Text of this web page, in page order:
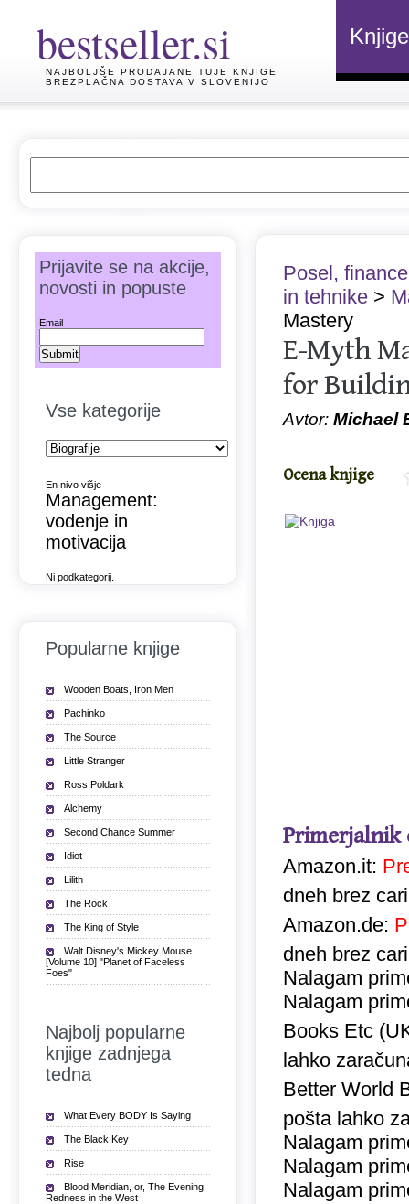
bestseller.si
NAJBOLJŠE PRODAJANE TUJE KNJIGE
BREZPLAČNA DOSTAVA V SLOVENIJO
Knjige
Posel,
in tehnike >
Mastery
E-Myth
for
Avtor: Michael
Ocena knjige
Primerjalnik
Amazon.it:
dneh brez
Amazon.de:
dneh brez
Nalagam
Nalagam
Books Etc
lahko
Better World
pošta lahko
Nalagam
Nalagam
Nalagam
Prijavite se na akcije,
novosti in popuste
Email
Vse kategorije
En nivo višje
Management:
vodenje in
motivacija
Ni podkategorij.
Popularne knjige
Wooden Boats, Iron Men
Pachinko
The Source
Little Stranger
Ross Poldark
Alchemy
Second Chance Summer
Idiot
Lilith
The Rock
The King of Style
Walt Disney's Mickey Mouse.
[Volume 10] "Planet of Faceless
Foes"
Najbolj popularne
knjige zadnjega
tedna
What Every BODY Is Saying
The Black Key
Rise
Blood Meridian, or, The Evening
Redness in the West